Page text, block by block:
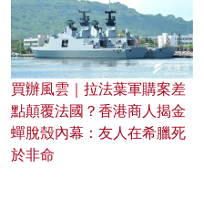
買辦風雲｜拉法葉軍購案差
點顛覆法國？香港商人揭金
蟬脫殼內幕：友人在希臘死
於非命